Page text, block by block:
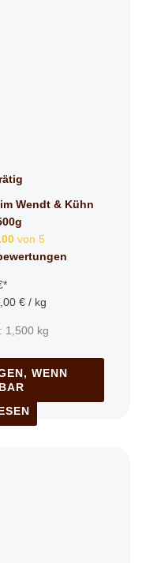
Wendt & Kühn
von 5
*
€ / kg
1,500 kg
WENN